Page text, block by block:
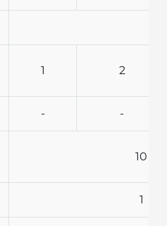
1 2
- -
10
1